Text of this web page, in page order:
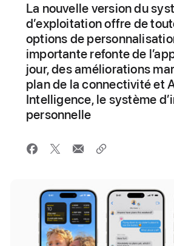
La nouvelle version du
d’exploitation offre de
options de
importante refonte de
jour, des améliorations
plan de la connectivité et
Intelligence, le système
personnelle